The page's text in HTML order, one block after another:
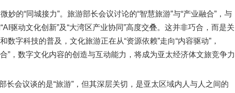
妙的“同城接力”。旅游部长会议讨论的“智慧旅游”与“产业融合”，与
驱动文化创新”及“大湾区产业协同”高度交叠。这并非巧合，而是关
数字科技的普及，文化旅游正在从“资源依赖”走向“内容驱动”，
合”，数字文化内容的创造与互动能力，将成为亚太经济体文旅竞争力
长会议谈的是“旅游”，但其深层关切，是亚太区域内人与人之间的